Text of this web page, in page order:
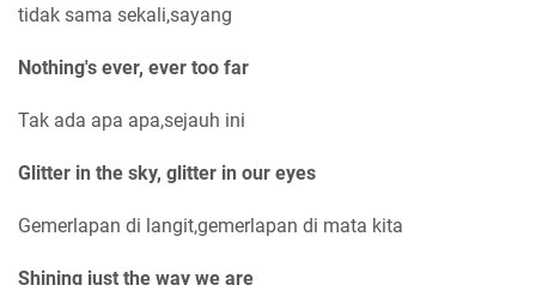
tidak sama sekali,sayang
Nothing's ever, ever too far
Tak ada apa apa,sejauh ini
Glitter in the sky, glitter in our eyes
Gemerlapan di langit,gemerlapan di mata kita
Shining just the way we are